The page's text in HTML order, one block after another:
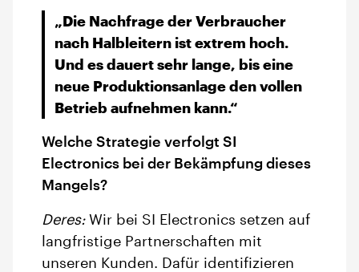
„Die Nachfrage der Verbraucher
nach Halbleitern ist extrem hoch.
Und es dauert sehr lange, bis eine
neue Produktionsanlage den vollen
Betrieb aufnehmen kann.“
Welche Strategie verfolgt SI
Electronics bei der Bekämpfung dieses
Mangels?
Deres:Wir bei SI Electronics setzen auf
langfristige Partnerschaften mit
unseren Kunden. Dafür identifizieren